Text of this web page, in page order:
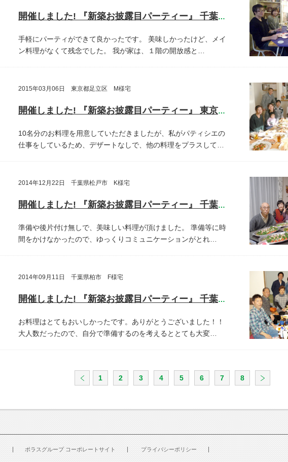
開催しました! 『新築お披露目パーティー』 千葉県鎌ヶ谷市 M様宅
手軽にパーティができて良かったです。
美味しかったけど、メイ
ン料理がなくて残念でした。
我が家は、１階の開放感と…
2015年03月06日 東京都足立区 M様宅
開催しました! 『新築お披露目パーティー』 東京都足立区 M様宅
10名分のお料理を用意していただきましたが、私がパティシエの
仕事をしているため、デザートなしで、他の料理をプラスして…
2014年12月22日 千葉県松戸市 K様宅
開催しました! 『新築お披露目パーティー』 千葉県松戸市 K様宅
準備や後片付け無しで、美味しい料理が頂けました。
準備等に時
間をかけなかったので、ゆっくりコミュニケーションがとれ…
2014年09月11日 千葉県柏市 F様宅
開催しました! 『新築お披露目パーティー』 千葉県柏市 F様宅
お料理はとてもおいしかったです。ありがとうございました！！
大人数だったので、自分で準備するのを考えるととても大変…
1 2 3 4 5 6 7 8
ポラスグループ コーポレートサイト
プライバシーポリシー